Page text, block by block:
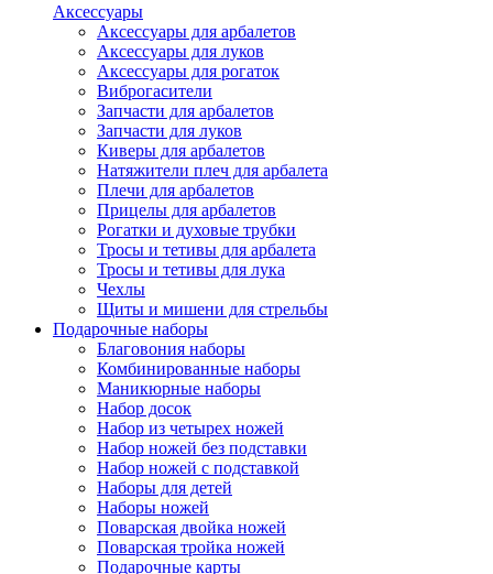
Аксессуары
Аксессуары для арбалетов
Аксессуары для луков
Аксессуары для рогаток
Виброгасители
Запчасти для арбалетов
Запчасти для луков
Киверы для арбалетов
Натяжители плеч для арбалета
Плечи для арбалетов
Прицелы для арбалетов
Рогатки и духовые трубки
Тросы и тетивы для арбалета
Тросы и тетивы для лука
Чехлы
Щиты и мишени для стрельбы
Подарочные наборы
Благовония наборы
Комбинированные наборы
Маникюрные наборы
Набор досок
Набор из четырех ножей
Набор ножей без подставки
Набор ножей с подставкой
Наборы для детей
Наборы ножей
Поварская двойка ножей
Поварская тройка ножей
Подарочные карты